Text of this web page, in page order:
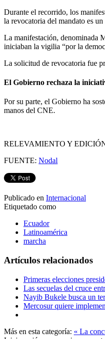
Durante el recorrido, los
la revocatoria del mandato es
La manifestación, denominada
iniciaban la vigilia “por la
La solicitud de revocatoria fue
El Gobierno rechaza la
Por su parte, el Gobierno ha
manos del CNE.
RELEVAMIENTO Y
FUENTE: Nodal
Publicado en Internacional
Etiquetado como
Ecuador
Latinoamérica
marcha
Artículos relacionados
Primeras elecciones
Las secuelas del cruce
Nayib Bukele busca un
Mercosur quiere
Más en esta categoría: « La